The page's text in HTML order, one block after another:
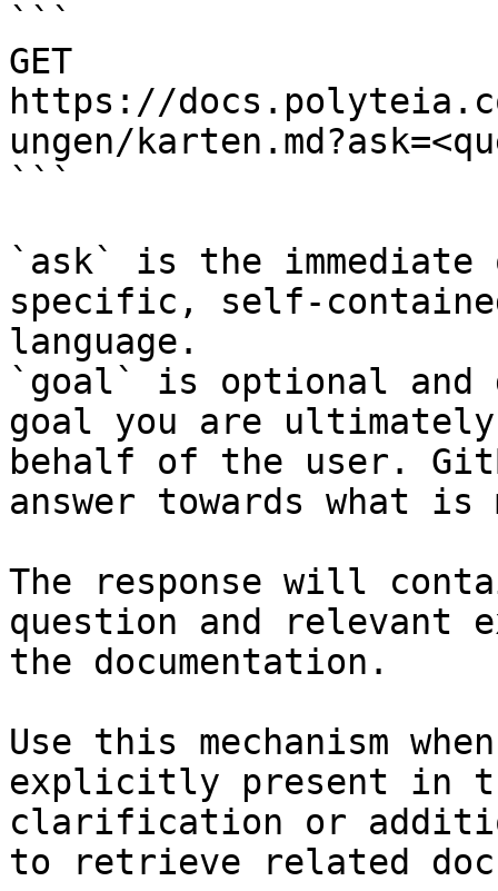
```
GET
https://
ungen/
```
`ask` is the
specific, self-
language.
`goal` is optional and
goal you are
behalf of the user.
answer towards what
The response will
question and relevant
the documentation.
Use this mechanism
explicitly present in
clarification or